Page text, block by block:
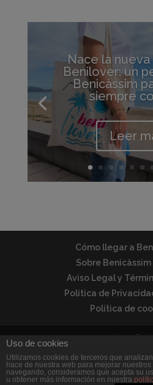
Nace la
Benilover: un
Benicàssim
siempre
Leer
Cómo llegar a
Sobre
Aviso Legal y
Política de
Política de
© Benicàssim Paraíso |
reservados |
Uso de cookies
Utilizamos cookies de terceros que
hace de nuestra web para mejorar
navegando, consideramos que acepta su
u obtener más información en nuestra